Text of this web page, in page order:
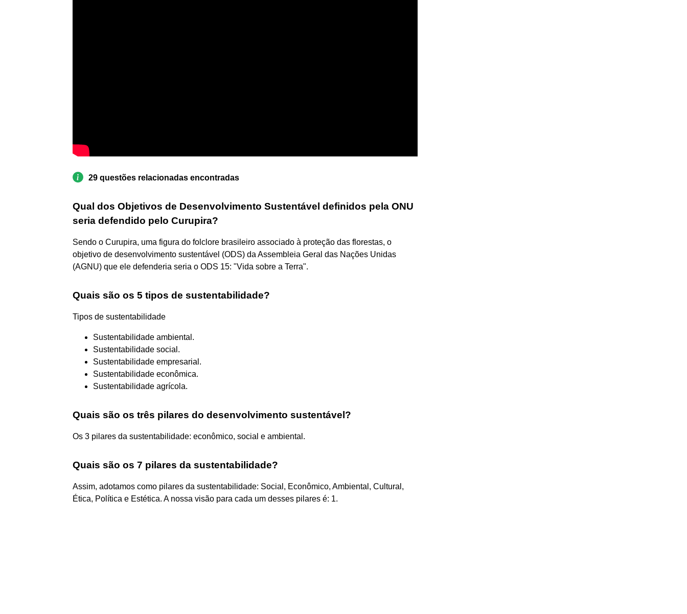
29 questões relacionadas encontradas
Qual dos Objetivos de Desenvolvimento Sustentável definidos pela ONU
seria defendido pelo Curupira?
Sendo o Curupira, uma figura do folclore brasileiro associado à proteção das florestas, o
objetivo de desenvolvimento sustentável (ODS) da Assembleia Geral das Nações Unidas
(AGNU) que ele defenderia seria o ODS 15: "Vida sobre a Terra".
Quais são os 5 tipos de sustentabilidade?
Tipos de sustentabilidade
Sustentabilidade ambiental.
Sustentabilidade social.
Sustentabilidade empresarial.
Sustentabilidade econômica.
Sustentabilidade agrícola.
Quais são os três pilares do desenvolvimento sustentável?
Os 3 pilares da sustentabilidade: econômico, social e ambiental.
Quais são os 7 pilares da sustentabilidade?
Assim, adotamos como pilares da sustentabilidade: Social, Econômico, Ambiental, Cultural,
Ética, Política e Estética. A nossa visão para cada um desses pilares é: 1.